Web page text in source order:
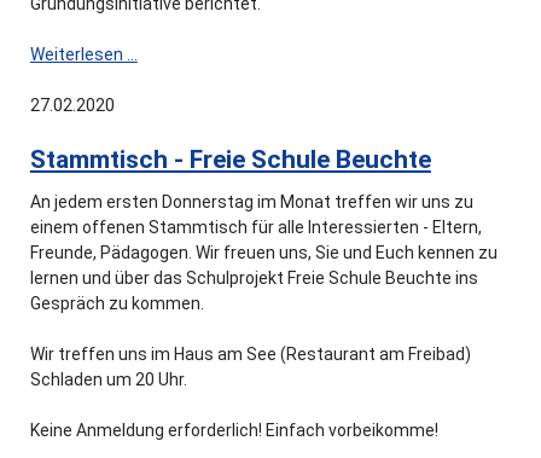
Gründungsinitiative berichtet.
Weiterlesen …
27.02.2020
Stammtisch - Freie Schule Beuchte
An jedem ersten Donnerstag im Monat treffen wir uns zu
einem offenen Stammtisch für alle Interessierten - Eltern,
Freunde, Pädagogen. Wir freuen uns, Sie und Euch kennen zu
lernen und über das Schulprojekt Freie Schule Beuchte ins
Gespräch zu kommen.
Wir treffen uns im Haus am See (Restaurant am Freibad)
Schladen um 20 Uhr.
Keine Anmeldung erforderlich! Einfach vorbeikomme!